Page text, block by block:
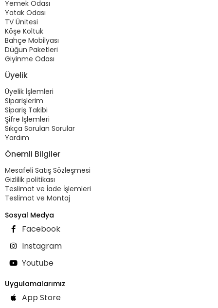
Yemek Odası
Yatak Odası
TV Ünitesi
Köşe Koltuk
Bahçe Mobilyası
Düğün Paketleri
Giyinme Odası
Üyelik
Üyelik İşlemleri
Siparişlerim
Sipariş Takibi
Şifre İşlemleri
Sıkça Sorulan Sorular
Yardım
Önemli Bilgiler
Mesafeli Satış Sözleşmesi
Gizlilik politikası
Teslimat ve İade İşlemleri
Teslimat ve Montaj
Sosyal Medya
Facebook
Instagram
Youtube
Uygulamalarımız
App Store